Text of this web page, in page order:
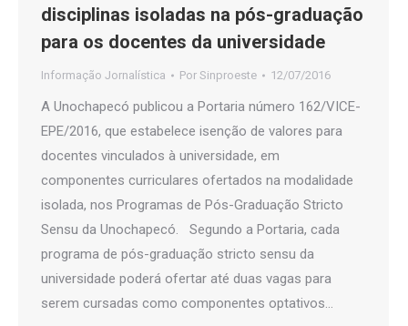
disciplinas isoladas na pós-graduação
para os docentes da universidade
Informação Jornalística Por Sinproeste 12/07/2016
A Unochapecó publicou a Portaria número 162/VICE-
EPE/2016, que estabelece isenção de valores para
docentes vinculados à universidade, em
componentes curriculares ofertados na modalidade
isolada, nos Programas de Pós-Graduação Stricto
Sensu da Unochapecó. Segundo a Portaria, cada
programa de pós-graduação stricto sensu da
universidade poderá ofertar até duas vagas para
serem cursadas como componentes optativos…